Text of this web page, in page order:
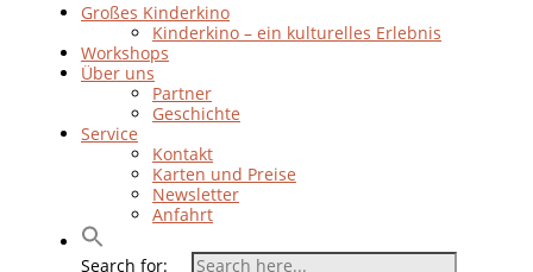
Großes Kinderkino
Kinderkino – ein kulturelles Erlebnis
Workshops
Über uns
Partner
Geschichte
Service
Kontakt
Karten und Preise
Newsletter
Anfahrt
Search for: